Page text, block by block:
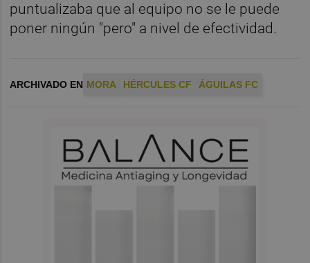
puntualizaba que al equipo no se le puede
poner ningún "pero" a nivel de efectividad.
ARCHIVADO EN MORA HÉRCULES CF ÁGUILAS FC